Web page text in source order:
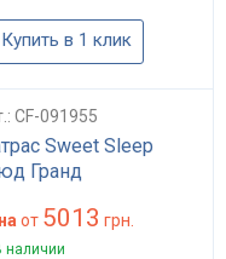
Купить в 1 клик
CF-091955
Sweet Sleep
Гранд
от 5013 грн.
наличии